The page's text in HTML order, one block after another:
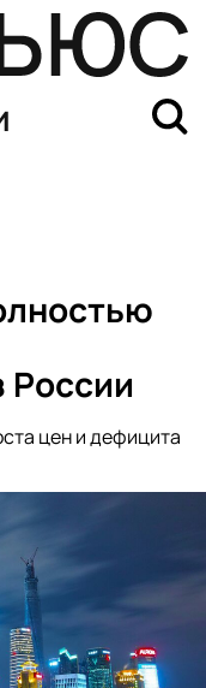
России
цен и дефицита
получить до 440